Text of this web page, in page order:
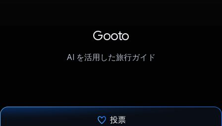
Gooto
AI を活用した旅行ガイド
投票